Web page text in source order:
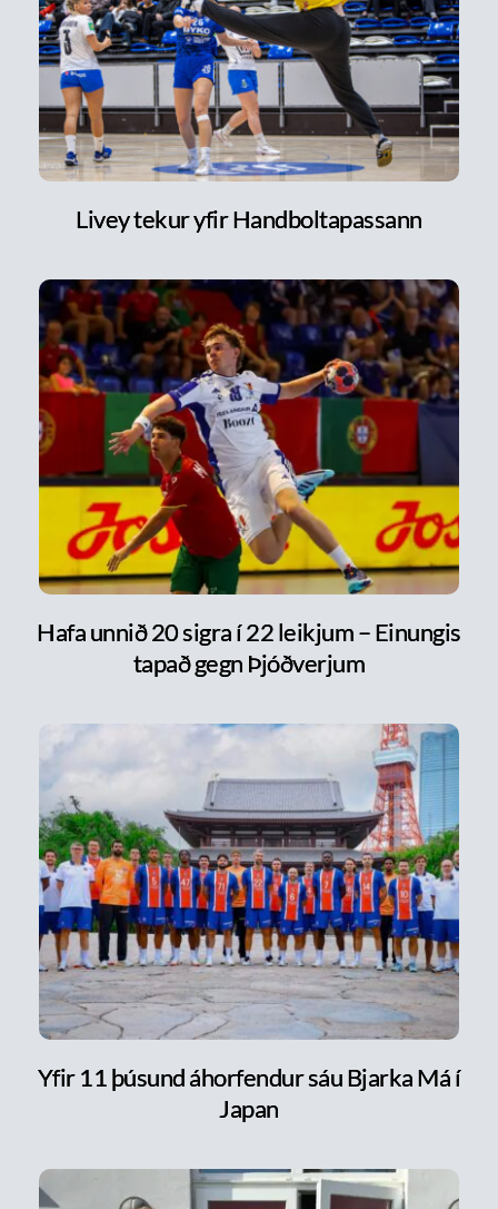
Livey tekur yfir Handboltapassann
Hafa unnið 20 sigra í 22 leikjum – Einungis
tapað gegn Þjóðverjum
Yfir 11 þúsund áhorfendur sáu Bjarka Má í
Japan